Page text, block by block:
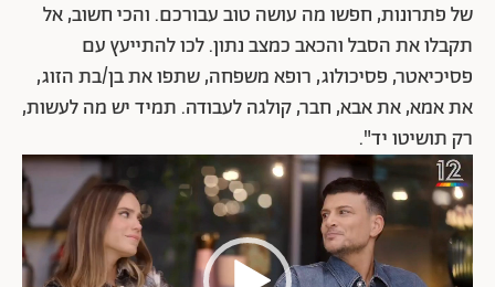
של פתרונות, חפשו מה עושה טוב עבורכם. והכי חשוב, אל
תקבלו את הסבל והכאב כמצב נתון. לכו להתייעץ עם
פסיכיאטר, פסיכולוג, רופא משפחה, שתפו את בן/בת הזוג,
את אמא, את אבא, חבר, קולגה לעבודה. תמיד יש מה לעשות,
רק תושיטו יד".
נגן
וידאו